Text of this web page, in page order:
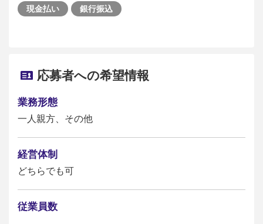
現金払い 銀行振込
応募者への希望情報
業務形態
一人親方、その他
経営体制
どちらでも可
従業員数